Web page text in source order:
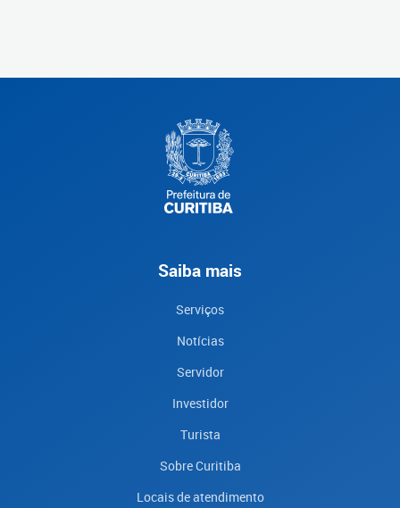
Saiba mais
Serviços
Notícias
Servidor
Investidor
Turista
Sobre Curitiba
Locais de atendimento